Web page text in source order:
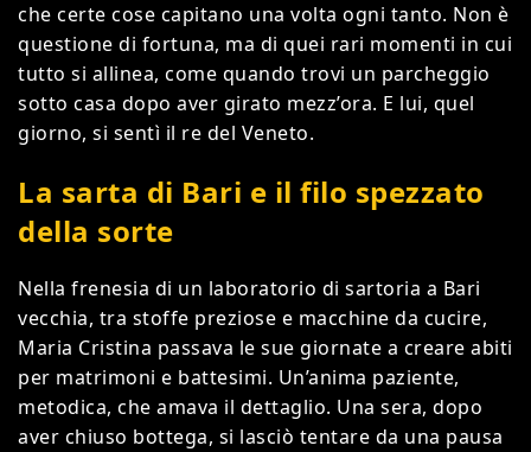
che certe cose capitano una volta ogni tanto. Non è
questione di fortuna, ma di quei rari momenti in cui
tutto si allinea, come quando trovi un parcheggio
sotto casa dopo aver girato mezz’ora. E lui, quel
giorno, si sentì il re del Veneto.
La sarta di Bari e il filo spezzato
della sorte
Nella frenesia di un laboratorio di sartoria a Bari
vecchia, tra stoffe preziose e macchine da cucire,
Maria Cristina passava le sue giornate a creare abiti
per matrimoni e battesimi. Un’anima paziente,
metodica, che amava il dettaglio. Una sera, dopo
aver chiuso bottega, si lasciò tentare da una pausa